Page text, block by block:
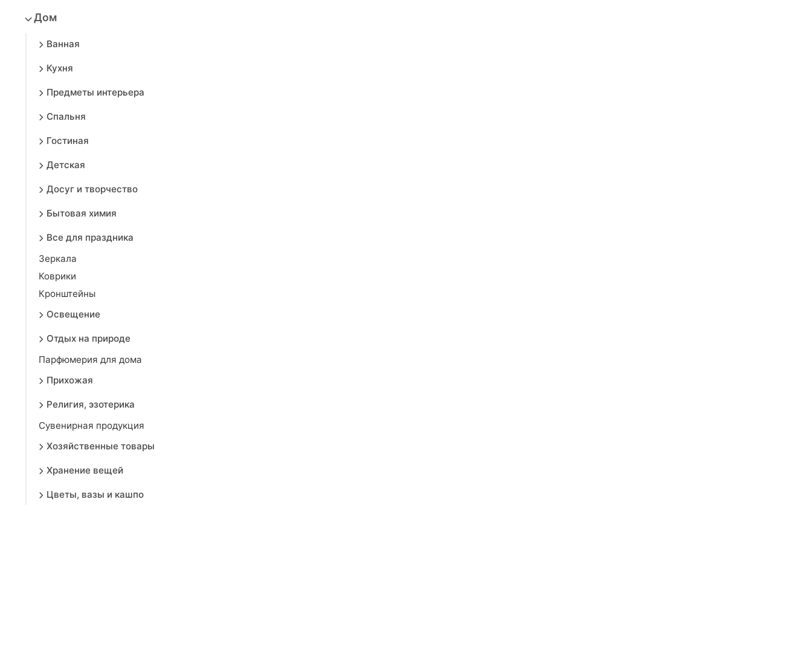
Дом
Ванная
Кухня
Предметы интерьера
Спальня
Гостиная
Детская
Досуг и творчество
Бытовая химия
Все для праздника
Зеркала
Коврики
Кронштейны
Освещение
Отдых на природе
Парфюмерия для дома
Прихожая
Религия, эзотерика
Сувенирная продукция
Хозяйственные товары
Хранение вещей
Цветы, вазы и кашпо